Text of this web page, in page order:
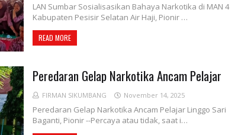
LAN Sumbar Sosialisasikan Bahaya Narkotika di MAN 4
Kabupaten Pesisir Selatan Air Haji, Pionir …
READ MORE
Peredaran Gelap Narkotika Ancam Pelajar
FIRMAN SIKUMBANG November 14, 2025
Peredaran Gelap Narkotika Ancam Pelajar Linggo Sari
Baganti, Pionir --Percaya atau tidak, saat i…